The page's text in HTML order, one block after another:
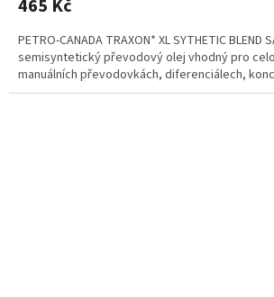
465 Kč
PETRO-CANADA TRAXON* XL SYTHETIC BLEND
semisyntetický převodový olej vhodný pro
manuálních převodovkách, diferenciálech,